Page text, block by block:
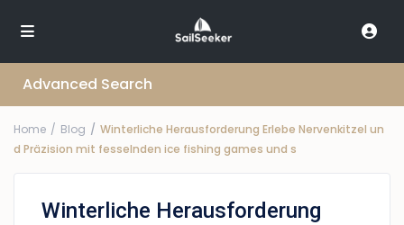
Advanced Search
Home Blog
Winterliche Herausforderung Erlebe Nervenkitzel un
d Präzision mit fesselnden ice fishing games und s
Winterliche Herausforderung